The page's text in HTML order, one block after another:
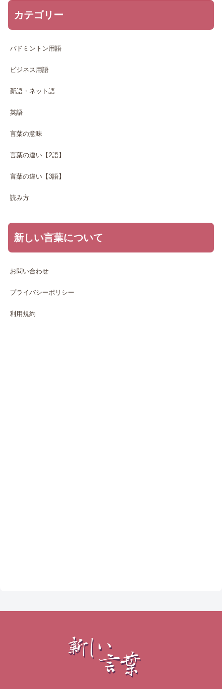
カテゴリー
バドミントン用語
ビジネス用語
新語・ネット語
英語
言葉の意味
言葉の違い【2語】
言葉の違い【3語】
読み方
新しい言葉について
お問い合わせ
プライバシーポリシー
利用規約